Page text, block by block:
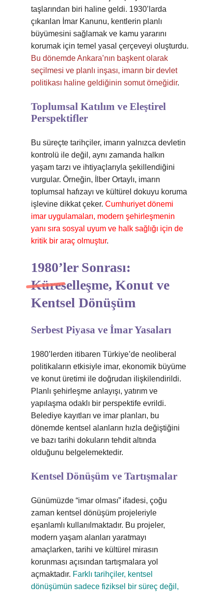
taşlarından biri haline geldi. 1930’larda
çıkarılan İmar Kanunu, kentlerin planlı
büyümesini sağlamak ve kamu yararını
korumak için temel yasal çerçeveyi oluşturdu.
Bu dönemde Ankara’nın başkent olarak
seçilmesi ve planlı inşası, imarın bir devlet
politikası haline geldiğinin somut örneğidir.
Toplumsal Katılım ve Eleştirel
Perspektifler
Bu süreçte tarihçiler, imarın yalnızca devletin
kontrolü ile değil, aynı zamanda halkın
yaşam tarzı ve ihtiyaçlarıyla şekillendiğini
vurgular. Örneğin, İlber Ortaylı, imarın
toplumsal hafızayı ve kültürel dokuyu koruma
işlevine dikkat çeker. Cumhuriyet dönemi
imar uygulamaları, modern şehirleşmenin
yanı sıra sosyal uyum ve halk sağlığı için de
kritik bir araç olmuştur.
1980’ler Sonrası:
Küreselleşme, Konut ve
Kentsel Dönüşüm
Serbest Piyasa ve İmar Yasaları
1980’lerden itibaren Türkiye’de neoliberal
politikaların etkisiyle imar, ekonomik büyüme
ve konut üretimi ile doğrudan ilişkilendirildi.
Planlı şehirleşme anlayışı, yatırım ve
yapılaşma odaklı bir perspektife evrildi.
Belediye kayıtları ve imar planları, bu
dönemde kentsel alanların hızla değiştiğini
ve bazı tarihi dokuların tehdit altında
olduğunu belgelemektedir.
Kentsel Dönüşüm ve Tartışmalar
Günümüzde “imar olması” ifadesi, çoğu
zaman kentsel dönüşüm projeleriyle
eşanlamlı kullanılmaktadır. Bu projeler,
modern yaşam alanları yaratmayı
amaçlarken, tarihi ve kültürel mirasın
korunması açısından tartışmalara yol
açmaktadır. Farklı tarihçiler, kentsel
dönüşümün sadece fiziksel bir süreç değil,